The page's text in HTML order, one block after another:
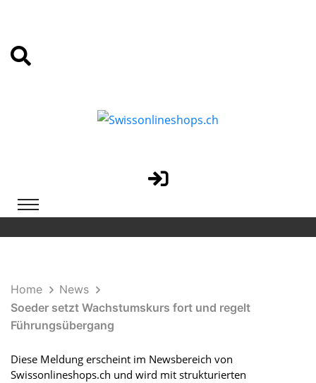
Home
News
Soeder setzt Wachstumskurs fort und regelt
Führungsübergang
Diese Meldung erscheint im Newsbereich von
Swissonlineshops.ch und wird mit strukturierten